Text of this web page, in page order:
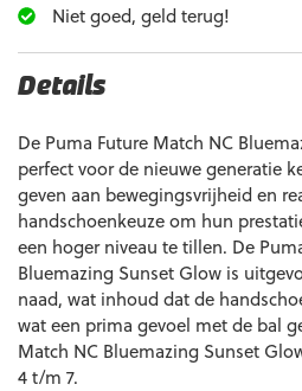
Niet goed, geld terug!
Details
De Puma Future Match NC
perfect voor de nieuwe generatie
geven aan bewegingsvrijheid en
handschoenkeuze om hun
een hoger niveau te tillen. De
Bluemazing Sunset Glow is
naad, wat inhoud dat de
wat een prima gevoel met de bal
Match NC Bluemazing Sunset
4 t/m 7.